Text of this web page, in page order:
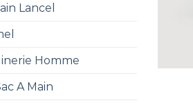
Lancel
Homme
A Main